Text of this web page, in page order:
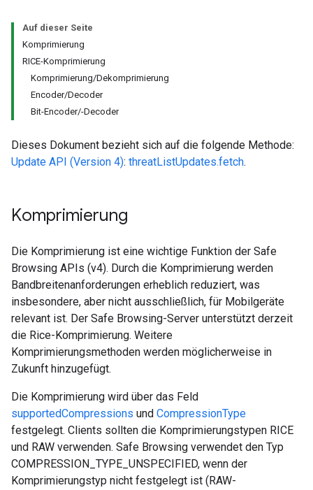
Auf dieser Seite
Komprimierung
RICE-Komprimierung
Komprimierung/Dekomprimierung
Encoder/Decoder
Bit-Encoder/-Decoder
Dieses Dokument bezieht sich auf die folgende Methode:
Update API (Version 4): threatListUpdates.fetch.
Komprimierung
Die Komprimierung ist eine wichtige Funktion der Safe
Browsing APIs (v4). Durch die Komprimierung werden
Bandbreitenanforderungen erheblich reduziert, was
insbesondere, aber nicht ausschließlich, für Mobilgeräte
relevant ist. Der Safe Browsing-Server unterstützt derzeit
die Rice-Komprimierung. Weitere
Komprimierungsmethoden werden möglicherweise in
Zukunft hinzugefügt.
Die Komprimierung wird über das Feld
supportedCompressions und CompressionType
festgelegt. Clients sollten die Komprimierungstypen RICE
und RAW verwenden. Safe Browsing verwendet den Typ
COMPRESSION_TYPE_UNSPECIFIED, wenn der
Komprimierungstyp nicht festgelegt ist (RAW-